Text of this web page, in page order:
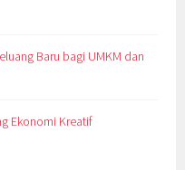
Baru bagi UMKM dan
Ekonomi Kreatif